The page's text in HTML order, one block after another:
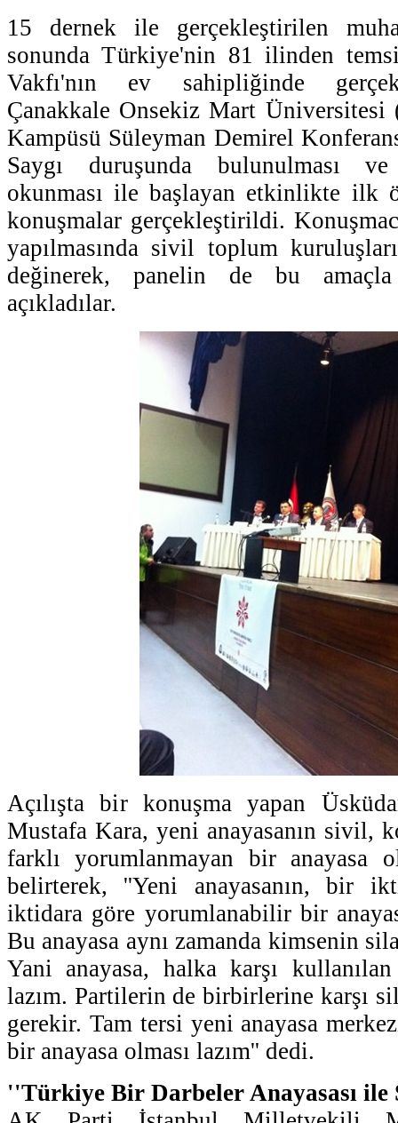
15 dernek ile gerçekleştirilen
sonunda Türkiye'nin 81 ilinden
Vakfı'nın ev sahipliğinde
Çanakkale Onsekiz Mart
Kampüsü Süleyman Demirel
Saygı duruşunda bulunulması
okunması ile başlayan etkinlikte ilk
konuşmalar gerçekleştirildi.
yapılmasında sivil toplum
değinerek, panelin de bu amaçla
açıkladılar.
Açılışta bir konuşma yapan
Mustafa Kara, yeni anayasanın sivil,
farklı yorumlanmayan bir anayasa
belirterek, ''Yeni anayasanın, bir
iktidara göre yorumlanabilir bir
Bu anayasa aynı zamanda kimsenin
Yani anayasa, halka karşı
lazım. Partilerin de birbirlerine karşı
gerekir. Tam tersi yeni anayasa
bir anayasa olması lazım'' dedi.
''Türkiye Bir Darbeler Anayasası ile